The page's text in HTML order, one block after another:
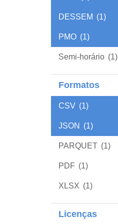
DESSEM (1)
PMO (1)
Semi-horário (1)
Formatos
CSV (1)
JSON (1)
PARQUET (1)
PDF (1)
XLSX (1)
Licenças